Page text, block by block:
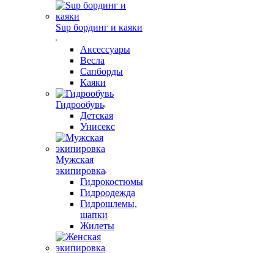
Sup бординг и каяки
Аксессуары
Весла
Сапборды
Каяки
Гидрообувь
Детская
Унисекс
Мужская
экипировка
Гидрокостюмы
Гидроодежда
Гидрошлемы,
шапки
Жилеты